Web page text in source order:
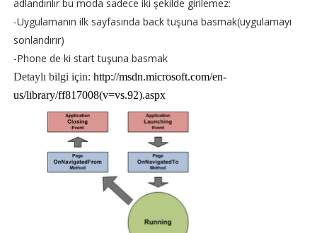
adlandırılır bu moda sadece iki şekilde girilemez:
-Uygulamanın ilk sayfasında back tuşuna basmak(uygulamayı
sonlandırır)
-Phone de ki start tuşuna basmak
Detaylı bilgi için: http://msdn.microsoft.com/en-
us/library/ff817008(v=vs.92).aspx